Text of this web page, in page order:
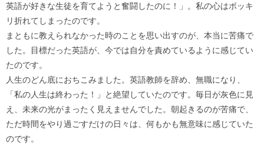
英語が好きな生徒を育てようと奮闘したのに！」。私の心はボッキ
リ折れてしまったのです。
まともに教えられなかった時のことを思い出すのが、本当に苦痛で
した。目標だった英語が、今では自分を責めているように感じてい
たのです。
人生のどん底におちこみました。英語教師を辞め、無職になり、
「私の人生は終わった！」と絶望していたのです。毎日が灰色に見
え、未来の光がまったく見えませんでした。朝起きるのが苦痛で、
ただ時間をやり過ごすだけの日々は、何もかも無意味に感じていた
のです。